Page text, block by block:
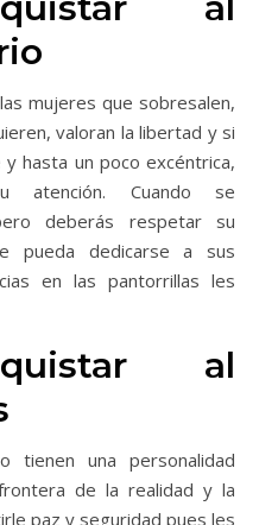
mujeres que sobresalen,
valoran la libertad y si
hasta un poco excéntrica,
atención. Cuando se
deberás respetar su
pueda dedicarse a sus
en las pantorrillas les
al
tienen una personalidad
de la realidad y la
paz y seguridad pues les